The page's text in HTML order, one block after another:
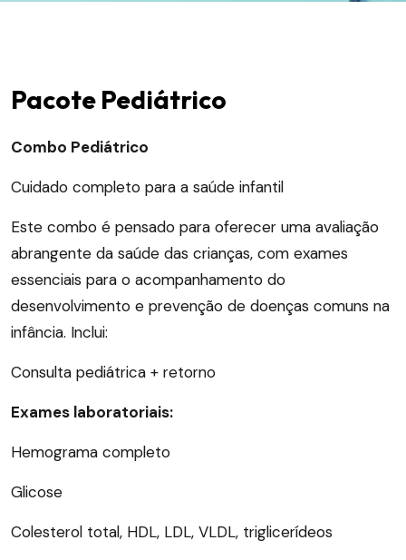
Pacote Pediátrico
Combo Pediátrico
Cuidado completo para a saúde infantil
Este combo é pensado para oferecer uma avaliação
abrangente da saúde das crianças, com exames
essenciais para o acompanhamento do
desenvolvimento e prevenção de doenças comuns na
infância. Inclui:
Consulta pediátrica + retorno
Exames laboratoriais:
Hemograma completo
Glicose
Colesterol total, HDL, LDL, VLDL, triglicerídeos